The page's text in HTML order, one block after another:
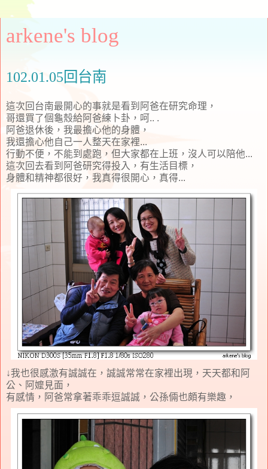
arkene's blog
102.01.05回台南
這次回台南最開心的事就是看到阿爸在研究命理，
哥還買了個龜殼給阿爸練卜卦，呵.. .
阿爸退休後，我最擔心他的身體，
我還擔心他自己一人整天在家裡...
行動不便，不能到處跑，但大家都在上班，沒人可以陪他...
這次回去看到阿爸研究得投入，有生活目標，
身體和精神都很好，我真得很開心，真得...
↓我也很感激有誠誠在，誠誠常常在家裡出現，天天都和阿
公、阿嬤見面，
有感情，阿爸常拿著乖乖逗誠誠，公孫倆也頗有樂趣，